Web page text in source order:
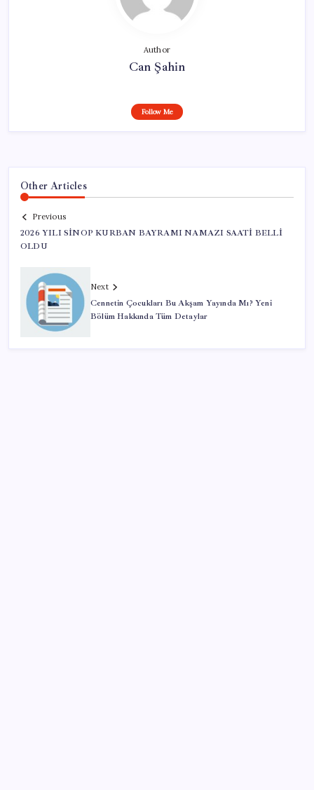
Author
Can Şahin
Follow Me
Other Articles
Previous
2026 YILI SİNOP KURBAN BAYRAMI NAMAZI SAATİ BELLİ
OLDU
Next
Cennetin Çocukları Bu Akşam Yayında Mı? Yeni
Bölüm Hakkında Tüm Detaylar